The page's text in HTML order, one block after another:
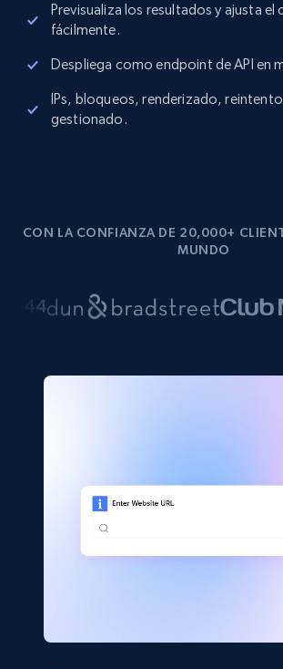
Previsualiza los resultados y ajusta el
fácilmente.
Despliega como endpoint de API en
IPs, bloqueos, renderizado,
gestionado.
CON LA CONFIANZA DE 20,000+
MUNDO